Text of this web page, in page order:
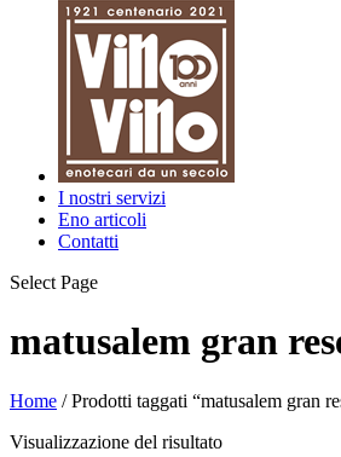
I nostri servizi
Eno articoli
Contatti
Select Page
matusalem gran
Home / Prodotti taggati “matusalem gran
Visualizzazione del risultato